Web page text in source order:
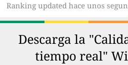
Ranking updated hace unos
Descarga la
tiempo real"